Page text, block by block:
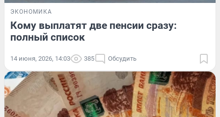
ЭКОНОМИКА
Кому выплатят две пенсии сразу:
полный список
14 июня, 2026, 14:03 385 Обсудить